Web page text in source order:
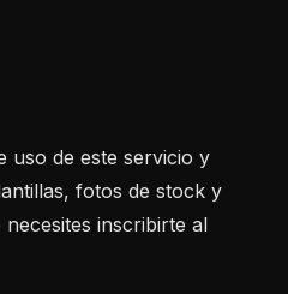
uso de este servicio y
fotos de stock y
inscribirte al